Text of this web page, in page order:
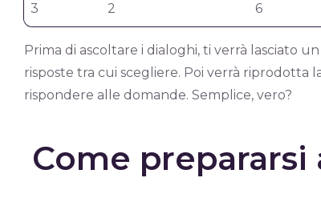
3 2 6
Prima di ascoltare i dialoghi, ti verrà lasciato
risposte tra cui scegliere. Poi verrà riprodotta
rispondere alle domande. Semplice, vero?
Come prepararsi